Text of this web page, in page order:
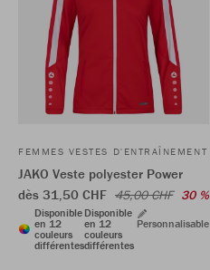
FEMMES VESTES D'ENTRAÎNEMENT
JAKO Veste polyester Power
dès 31,50 CHF 45,00 CHF 30 %
Disponible
en 12
couleurs
différentes
Disponible
en 12
couleurs
différentes
Personnalisable